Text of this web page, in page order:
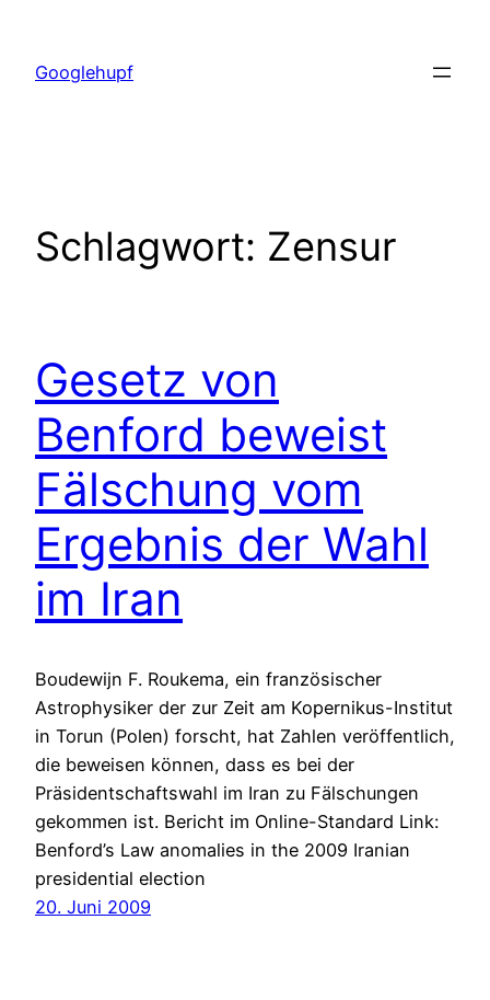
springen
Googlehupf
Schlagwort: Zensur
Gesetz von
Benford beweist
Fälschung vom
Ergebnis der Wahl
im Iran
Boudewijn F. Roukema, ein französischer
Astrophysiker der zur Zeit am Kopernikus-Institut
in Torun (Polen) forscht, hat Zahlen veröffentlich,
die beweisen können, dass es bei der
Präsidentschaftswahl im Iran zu Fälschungen
gekommen ist. Bericht im Online-Standard Link:
Benford’s Law anomalies in the 2009 Iranian
presidential election
20. Juni 2009